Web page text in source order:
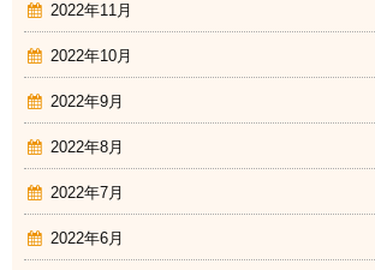
2022年11月
2022年10月
2022年9月
2022年8月
2022年7月
2022年6月